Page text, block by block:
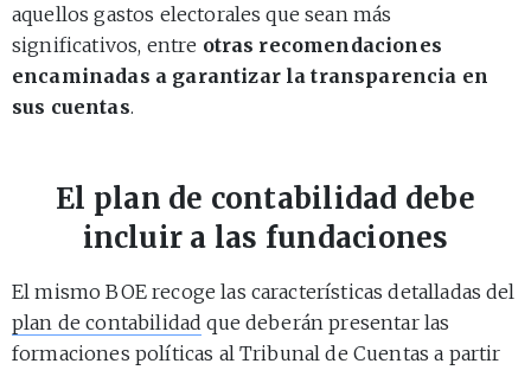
aquellos gastos electorales que sean más
significativos, entre otras recomendaciones
encaminadas a garantizar la transparencia en
sus cuentas.
El plan de contabilidad debe
incluir a las fundaciones
El mismo BOE recoge las características detalladas del
plan de contabilidad que deberán presentar las
formaciones políticas al Tribunal de Cuentas a partir